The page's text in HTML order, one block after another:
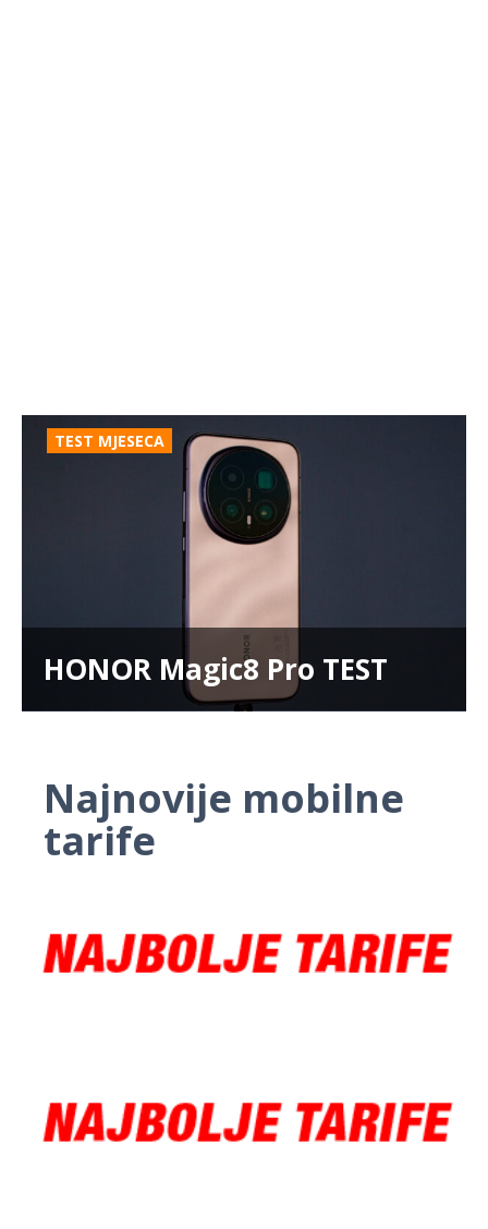
TEST MJESECA
HONOR Magic8 Pro TEST
Najnovije mobilne
tarife